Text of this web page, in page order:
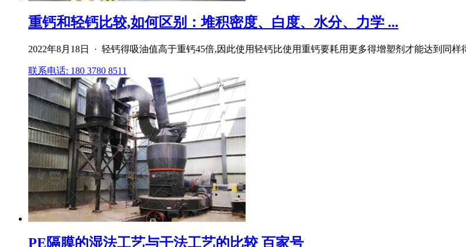
重钙和轻钙比较,如何区别：堆积密度、白度、水分、力学 ...
2022年8月18日 · 轻钙得吸油值高于重钙45倍,因此使用轻钙比使用重钙要耗用更多得增塑剂才能达到同
联系电话: 180 3780 8511
PE隔膜的湿法工艺与干法工艺的比较 百家号